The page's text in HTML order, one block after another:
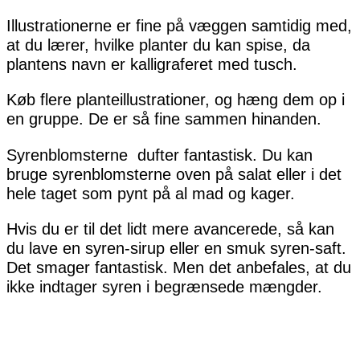
Illustrationerne er fine på væggen samtidig med,
at du lærer, hvilke planter du kan spise, da
plantens navn er kalligraferet med tusch.
Køb flere planteillustrationer, og hæng dem op i
en gruppe. De er så fine sammen hinanden.
Syrenblomsterne dufter fantastisk. Du kan
bruge syrenblomsterne oven på salat eller i det
hele taget som pynt på al mad og kager.
Hvis du er til det lidt mere avancerede, så kan
du lave en syren-sirup eller en smuk syren-saft.
Det smager fantastisk. Men det anbefales, at du
ikke indtager syren i begrænsede mængder.